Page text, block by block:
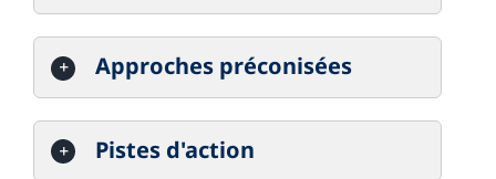
Approches préconisées
Pistes d'action